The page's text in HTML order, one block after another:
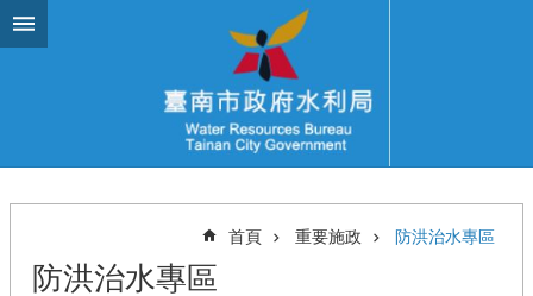
跳到主要內容區塊
首頁 重要施政 防洪治水專區
防洪治水專區